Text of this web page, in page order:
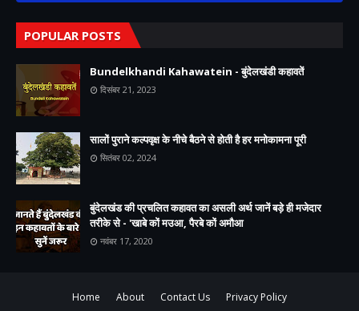
POPULAR POSTS
Bundelkhandi Kahawatein - बुंदेलखंडी कहावतें
दिसंबर 21, 2023
सालों पुराने कल्पवृक्ष के नीचे बैठने से होती है हर मनोकामना पूरी
सितंबर 02, 2024
बुंदेलखंड की प्रचलित कहावत का असली अर्थ जानें बड़े ही मजेदार
तरीके से - 'खाबे कों मउआ, पैरबे कों अमौआ
नवंबर 17, 2020
Home About Contact Us
Privacy Policy